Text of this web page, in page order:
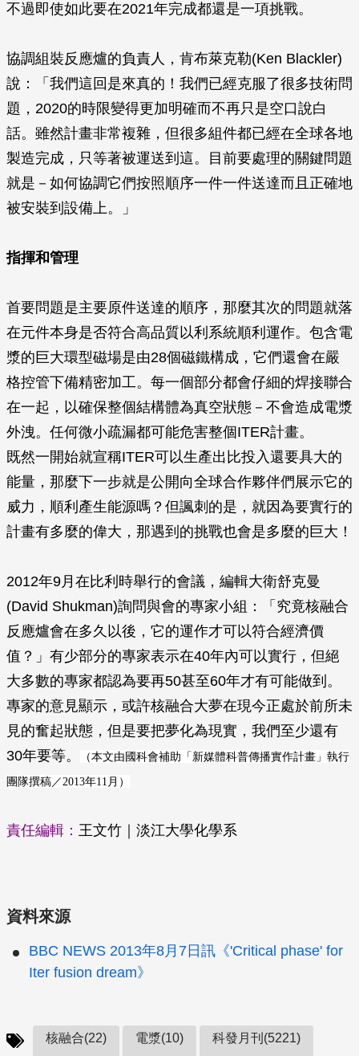
不過即使如此要在2021年完成都還是一項挑戰。
協調組裝反應爐的負責人，肯布萊克勒(Ken Blackler)
說：「我們這回是來真的！我們已經克服了很多技術問
題，2020的時限變得更加明確而不再只是空口說白
話。雖然計畫非常複雜，但很多組件都已經在全球各地
製造完成，只等著被運送到這。目前要處理的關鍵問題
就是－如何協調它們按照順序一件一件送達而且正確地
被安裝到設備上。」
指揮和管理
首要問題是主要原件送達的順序，那麼其次的問題就落
在元件本身是否符合高品質以利系統順利運作。包含電
漿的巨大環型磁場是由28個磁鐵構成，它們還會在嚴
格控管下備精密加工。每一個部分都會仔細的焊接聯合
在一起，以確保整個結構體為真空狀態－不會造成電漿
外洩。任何微小疏漏都可能危害整個ITER計畫。
既然一開始就宣稱ITER可以生產出比投入還要具大的
能量，那麼下一步就是公開向全球合作夥伴們展示它的
威力，順利產生能源嗎？但諷刺的是，就因為要實行的
計畫有多麼的偉大，那遇到的挑戰也會是多麼的巨大！
2012年9月在比利時舉行的會議，編輯大衛舒克曼
(David Shukman)詢問與會的專家小組：「究竟核融合
反應爐會在多久以後，它的運作才可以符合經濟價
值？」有少部分的專家表示在40年內可以實行，但絕
大多數的專家都認為要再50甚至60年才有可能做到。
專家的意見顯示，或許核融合大夢在現今正處於前所未
見的奮起狀態，但是要把夢化為現實，我們至少還有
30年要等。
（本文由國科會補助「新媒體科普傳播實作計畫」執行
團隊撰稿／2013年11月 ）
責任編輯： 王文竹｜淡江大學化學系
資料來源
BBC NEWS 2013年8月7日訊《'Critical phase' for
Iter fusion dream》
核融合(22) 電漿(10) 科發月刊(5221)